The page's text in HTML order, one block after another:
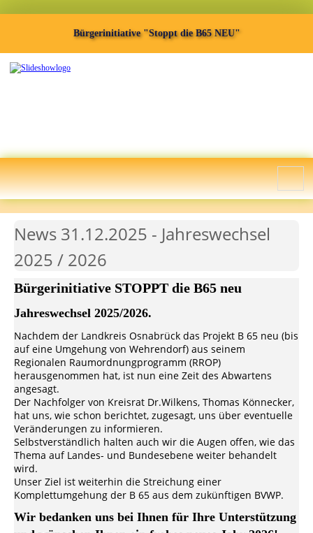
Bürgerinitiative "Stoppt die B65 NEU"
News 31.12.2025 - Jahreswechsel
2025 / 2026
Bürgerinitiative STOPPT die B65 neu
Jahreswechsel 2025/2026.
Nachdem der Landkreis Osnabrück das Projekt B 65 neu (bis
auf eine Umgehung von Wehrendorf) aus seinem
Regionalen Raumordnungprogramm (RROP)
herausgenommen hat, ist nun eine Zeit des Abwartens
angesagt.
Der Nachfolger von Kreisrat Dr.Wilkens, Thomas Könnecker,
hat uns, wie schon berichtet, zugesagt, uns über eventuelle
Veränderungen zu informieren.
Selbstverständlich halten auch wir die Augen offen, wie das
Thema auf Landes- und Bundesebene weiter behandelt
wird.
Unser Ziel ist weiterhin die Streichung einer
Komplettumgehung der B 65 aus dem zukünftigen BVWP.
Wir bedanken uns bei Ihnen für Ihre Unterstützung